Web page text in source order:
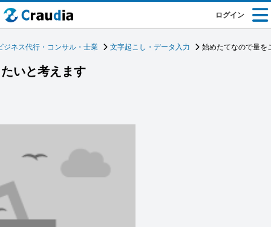
ログイン
ジネス代行・コンサル・士業 文字起こし・データ入力 始めたてなので量を
いと考えます